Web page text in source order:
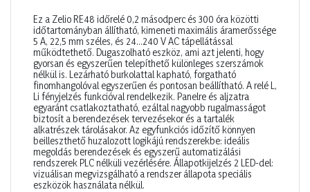
Ez a Zelio RE48 időrelé 0,2 másodperc és 300 óra közötti
időtartományban állítható, kimeneti maximális áramerőssége
5 A, 22,5 mm széles, és 24...240 V AC tápellátással
működtethető. Dugaszolható eszköz, ami azt jelenti, hogy
gyorsan és egyszerűen telepíthető különleges szerszámok
nélkül is. Lezárható burkolattal kapható, forgatható
finomhangolóval egyszerűen és pontosan beállítható. A relé L,
Li fényjelzés funkcióval rendelkezik. Panelre és aljzatra
egyaránt csatlakoztatható, ezáltal nagyobb rugalmasságot
biztosít a berendezések tervezésekor és a tartalék
alkatrészek tárolásakor. Az egyfunkciós időzítő könnyen
beilleszthető huzalozott logikájú rendszerekbe: ideális
megoldás berendezések és egyszerű automatizálási
rendszerek PLC nélküli vezérlésére. Állapotkijelzés 2 LED-del:
vizuálisan megvizsgálható a rendszer állapota speciális
eszközök használata nélkül.